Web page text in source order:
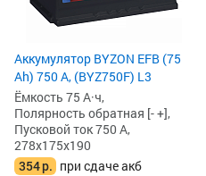
Аккумулятор BYZON EFB (75
Ah) 750 А, (BYZ750F) L3
Ёмкость 75 А·ч,
Полярность обратная [- +],
Пусковой ток 750 А,
278x175x190
354р. при сдаче акб